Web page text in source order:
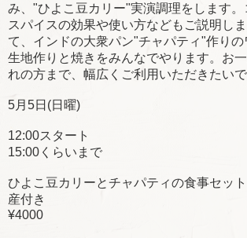
み、"ひよこ豆カリー"実演調理をします。
スパイスの効果や使い方などもご説明し
て、インドの大衆パン"チャパティ"作りの
生地作りと焼きをみんなでやります。お
れの方まで、幅広くご利用いただきたいで
5月5日(日曜)
12:00スタート
15:00くらいまで
ひよこ豆カリーとチャパティの食事セッ
産付き
¥4000